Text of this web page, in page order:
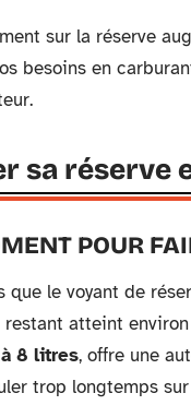
sur la réserve
besoins en
sa réserve
POUR
le voyant de
restant atteint environ
8 litres, offre une
trop longtemps